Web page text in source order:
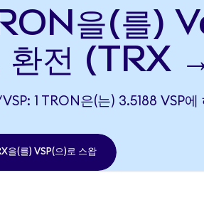
을(를)
환전 (TRX
1 TRON은(는) 3.5188 VSP
을(를) VSP(으)로 스왑